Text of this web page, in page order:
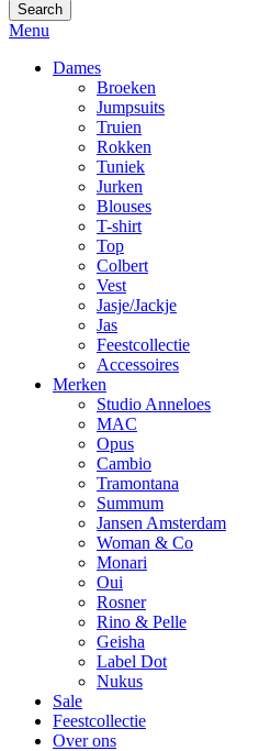
Search
Menu
Dames
Broeken
Jumpsuits
Truien
Rokken
Tuniek
Jurken
Blouses
T-shirt
Top
Colbert
Vest
Jasje/Jackje
Jas
Feestcollectie
Accessoires
Merken
Studio Anneloes
MAC
Opus
Cambio
Tramontana
Summum
Jansen Amsterdam
Woman & Co
Monari
Oui
Rosner
Rino & Pelle
Geisha
Label Dot
Nukus
Sale
Feestcollectie
Over ons